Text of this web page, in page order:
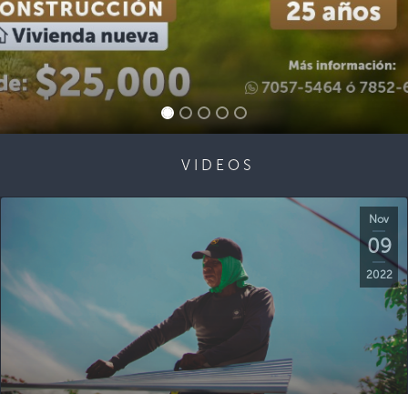
VIDEOS
Nov
09
2022